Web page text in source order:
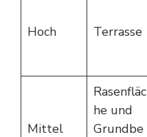
Hoch Terrasse
Mittel
Rasenfläc
he und
Grundbe